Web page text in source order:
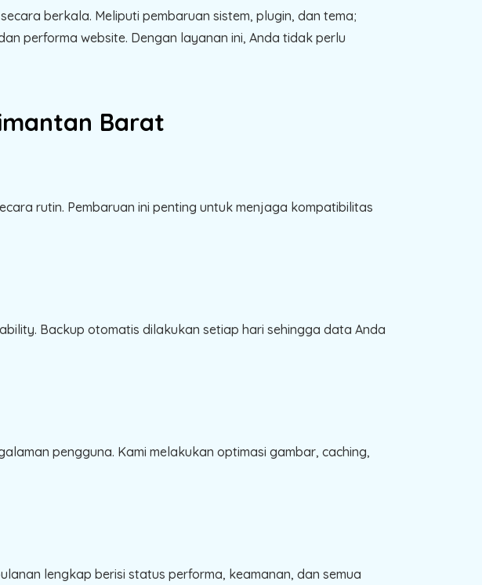
berkala. Meliputi pembaruan sistem, plugin, dan tema;
performa website. Dengan layanan ini, Anda tidak perlu
Barat
rutin. Pembaruan ini penting untuk menjaga kompatibilitas
Backup otomatis dilakukan setiap hari sehingga data Anda
pengguna. Kami melakukan optimasi gambar, caching,
lengkap berisi status performa, keamanan, dan semua